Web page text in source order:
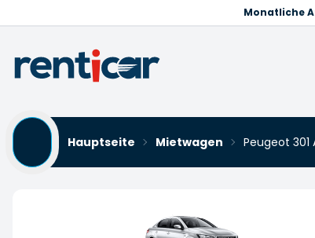
Monatliche
Hauptseite
Mietwagen Peugeot